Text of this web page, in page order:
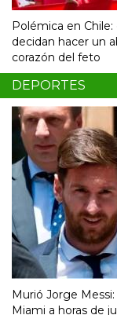
Polémica en
decidan hacer un
corazón del feto
DEPORTES
Murió Jorge
Miami a horas de